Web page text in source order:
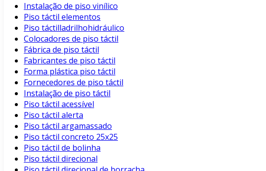
Instalação de piso vinílico
Piso táctil elementos
Piso táctilladrilhohidráulico
Colocadores de piso táctil
Fábrica de piso táctil
Fabricantes de piso táctil
Forma plástica piso táctil
Fornecedores de piso táctil
Instalação de piso táctil
Piso táctil acessível
Piso táctil alerta
Piso táctil argamassado
Piso táctil concreto 25x25
Piso táctil de bolinha
Piso táctil direcional